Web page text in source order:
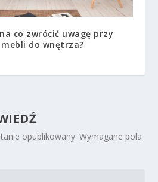
co zwrócić uwagę przy
do wnętrza?
opublikowany. Wymagane pola